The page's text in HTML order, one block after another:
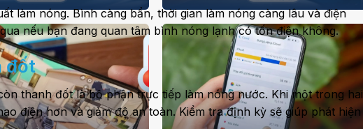
làm nóng. Bình càng bẩn, thời gian làm nóng càng lâu và điện
nếu bạn đang quan tâm bình nóng lạnh có tốn điện không.
đốt
thanh đốt là bộ phận trực tiếp làm nóng nước. Khi một trong hai
điện hơn và giảm độ an toàn. Kiểm tra định kỳ sẽ giúp phát hiện